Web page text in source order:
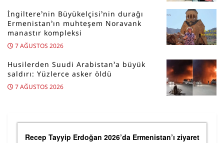
İngiltere’nin Büyükelçisi’nin durağı
Ermenistan’ın muhteşem Noravank
manastır kompleksi
7 AĞUSTOS 2026
Husilerden Suudi Arabistan’a büyük
saldırı: Yüzlerce asker öldü
7 AĞUSTOS 2026
Recep Tayyip Erdoğan 2026’da Ermenistan’ı ziyaret